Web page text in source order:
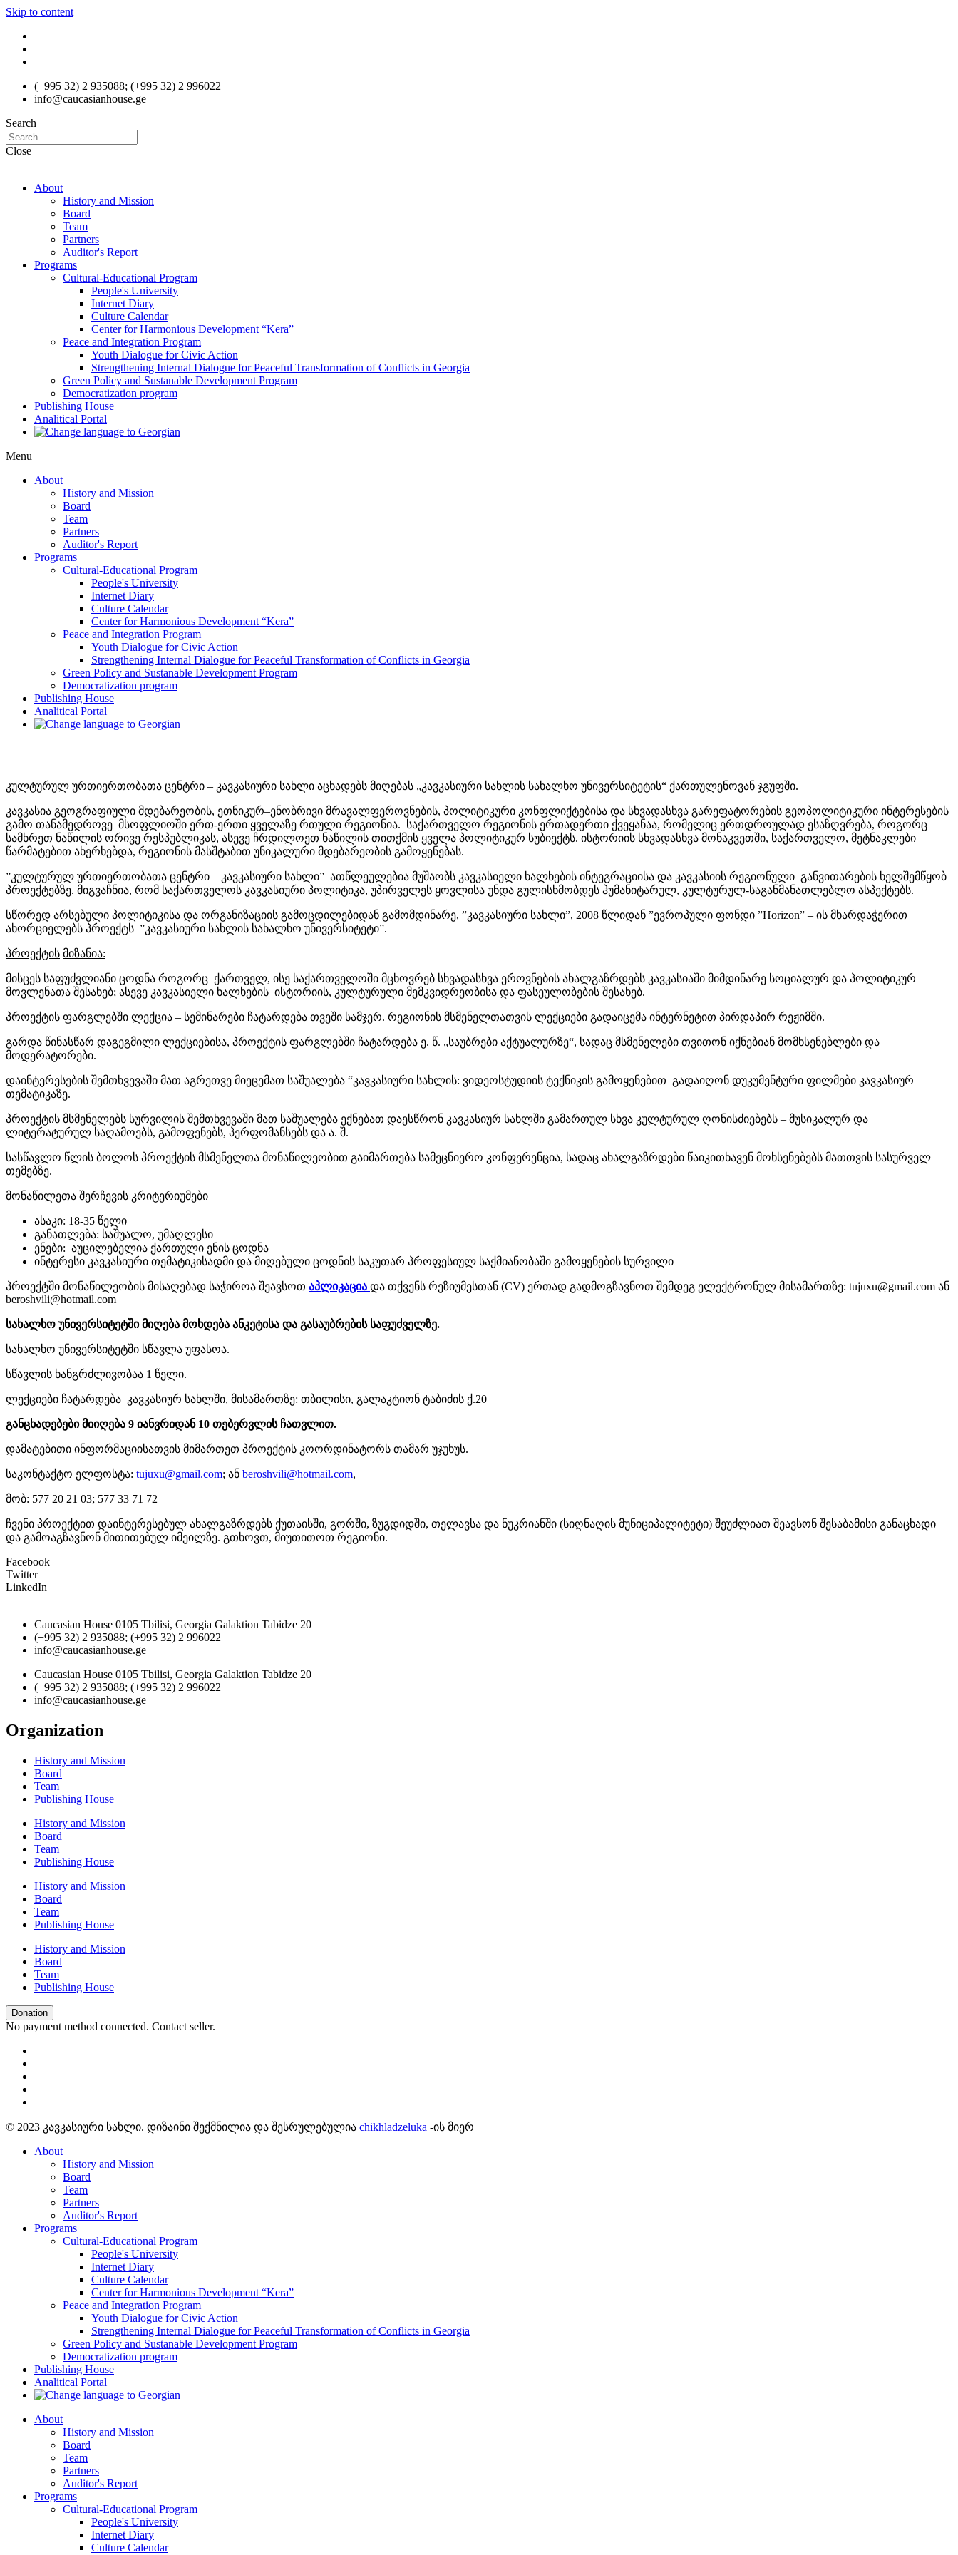
Skip to content
(+995 32) 2 935088; (+995 32) 2 996022
info@caucasianhouse.ge
Search
Close
About
History and Mission
Board
Team
Partners
Auditor's Report
Programs
Cultural-Educational Program
People's University
Internet Diary
Culture Calendar
Center for Harmonious Development “Kera”
Peace and Integration Program
Youth Dialogue for Civic Action
Strengthening Internal Dialogue for Peaceful Transformation of Conflicts in Georgia
Green Policy and Sustanable Development Program
Democratization program
Publishing House
Analitical Portal
Menu
About
History and Mission
Board
Team
Partners
Auditor's Report
Programs
Cultural-Educational Program
People's University
Internet Diary
Culture Calendar
Center for Harmonious Development “Kera”
Peace and Integration Program
Youth Dialogue for Civic Action
Strengthening Internal Dialogue for Peaceful Transformation of Conflicts in Georgia
Green Policy and Sustanable Development Program
Democratization program
Publishing House
Analitical Portal
კულტურულ ურთიერთობათა ცენტრი – კავკასიური სახლი აცხადებს მიღებას „კავკასიური სახლის სახალხო უნივერსიტეტის“ ქართულენოვან ჯგუფში.
კავკასია გეოგრაფიული მდებარეობის, ეთნიკურ–ენობრივი მრავალფეროვნების, პოლიტიკური კონფლიქტებისა და სხვადასხვა გარეფატორების გეოპოლიტიკური ინტერესების
გამო თანამედროვე მსოფლიოში ერთ-ერთი ყველაზე რთული რეგიონია. საქართველო რეგიონის ერთადერთი ქვეყანაა, რომელიც ერთდროულად ესაზღვრება, როგორც
სამხრეთ ნაწილის ორივე რესპუბლიკას, ასევე ჩრდილოეთ ნაწილის თითქმის ყველა პოლიტიკურ სუბიექტს. ისტორიის სხვადასხვა მონაკვეთში, საქართველო, მეტნაკლები
წარმატებით ახერხებდა, რეგიონის მასშტაბით უნიკალური მდებარეობის გამოყენებას.
”კულტურულ ურთიერთობათა ცენტრი – კავკასიური სახლი” ათწლეულებია მუშაობს კავკასიელი ხალხების ინტეგრაციისა და კავკასიის რეგიონული განვითარების ხელშემწყობ
პროექტებზე. მიგვაჩნია, რომ საქართველოს კავკასიური პოლიტიკა, უპირველეს ყოვლისა უნდა გულისხმობდეს ჰუმანიტარულ, კულტურულ-საგანმანათლებლო ასპექტებს.
სწორედ არსებული პოლიტიკისა და ორგანიზაციის გამოცდილებიდან გამომდინარე, ”კავკასიური სახლი”, 2008 წლიდან ”ევროპული ფონდი ”Horizon” – ის მხარდაჭერით
ახორციელებს პროექტს ”კავკასიური სახლის სახალხო უნივერსიტეტი”.
პროექტის მიზანია:
მისცეს საფუძვლიანი ცოდნა როგორც ქართველ, ისე საქართველოში მცხოვრებ სხვადასხვა ეროვნების ახალგაზრდებს კავკასიაში მიმდინარე სოციალურ და პოლიტიკურ
მოვლენათა შესახებ; ასევე კავკასიელი ხალხების ისტორიის, კულტურული მემკვიდრეობისა და ფასეულობების შესახებ.
პროექტის ფარგლებში ლექცია – სემინარები ჩატარდება თვეში სამჯერ. რეგიონის მსმენელთათვის ლექციები გადაიცემა ინტერნეტით პირდაპირ რეჟიმში.
გარდა წინასწარ დაგეგმილი ლექციებისა, პროექტის ფარგლებში ჩატარდება ე. წ. „საუბრები აქტუალურზე“, სადაც მსმენელები თვითონ იქნებიან მომხსენებლები და
მოდერატორები.
დაინტერესების შემთხვევაში მათ აგრეთვე მიეცემათ საშუალება “კავკასიური სახლის: ვიდეოსტუდიის ტექნიკის გამოყენებით გადაიღონ დუკუმენტური ფილმები კავკასიურ
თემატიკაზე.
პროექტის მსმენელებს სურვილის შემთხვევაში მათ საშუალება ექნებათ დაესწრონ კავკასიურ სახლში გამართულ სხვა კულტურულ ღონისძიებებს – მუსიკალურ და
ლიტერატურულ საღამოებს, გამოფენებს, პერფომანსებს და ა. შ.
სასწავლო წლის ბოლოს პროექტის მსმენელთა მონაწილეობით გაიმართება სამეცნიერო კონფერენცია, სადაც ახალგაზრდები წაიკითხავენ მოხსენებებს მათთვის სასურველ
თემებზე.
მონაწილეთა შერჩევის კრიტერიუმები
ასაკი: 18-35 წელი
განათლება: საშუალო, უმაღლესი
ენები: აუცილებელია ქართული ენის ცოდნა
ინტერესი კავკასიური თემატიკისადმი და მიღებული ცოდნის საკუთარ პროფესიულ საქმიანობაში გამოყენების სურვილი
პროექტში მონაწილეობის მისაღებად საჭიროა შეავსოთ აპლიკაცია და თქვენს რეზიუმესთან (CV) ერთად გადმოგზავნოთ შემდეგ ელექტრონულ მისამართზე: tujuxu@gmail.com ან
beroshvili@hotmail.com
სახალხო უნივერსიტეტში მიღება მოხდება ანკეტისა და გასაუბრების საფუძველზე.
სახალხო უნივერსიტეტში სწავლა უფასოა.
სწავლის ხანგრძლივობაა 1 წელი.
ლექციები ჩატარდება კავკასიურ სახლში, მისამართზე: თბილისი, გალაკტიონ ტაბიძის ქ.20
განცხადებები მიიღება 9 იანვრიდან10 თებერვლის ჩათვლით.
დამატებითი ინფორმაციისათვის მიმართეთ პროექტის კოორდინატორს თამარ უჯუხუს.
საკონტაქტო ელფოსტა: tujuxu@gmail.com; ან beroshvili@hotmail.com,
მობ: 577 20 21 03; 577 33 71 72
ჩვენი პროექტით დაინტერესებულ ახალგაზრდებს ქუთაისში, გორში, ზუგდიდში, თელავსა და ნუკრიანში (სიღნაღის მუნიციპალიტეტი) შეუძლიათ შეავსონ შესაბამისი განაცხადი
და გამოაგზავნონ მითითებულ იმეილზე. გთხოვთ, მიუთითოთ რეგიონი.
Facebook
Twitter
LinkedIn
Caucasian House 0105 Tbilisi, Georgia Galaktion Tabidze 20
(+995 32) 2 935088; (+995 32) 2 996022
info@caucasianhouse.ge
Caucasian House 0105 Tbilisi, Georgia Galaktion Tabidze 20
(+995 32) 2 935088; (+995 32) 2 996022
info@caucasianhouse.ge
Organization
History and Mission
Board
Team
Publishing House
History and Mission
Board
Team
Publishing House
History and Mission
Board
Team
Publishing House
History and Mission
Board
Team
Publishing House
Donation
No payment method connected. Contact seller.
© 2023 კავკასიური სახლი. დიზაინი შექმნილია და შესრულებულია chikhladzeluka -ის მიერ
About
History and Mission
Board
Team
Partners
Auditor's Report
Programs
Cultural-Educational Program
People's University
Internet Diary
Culture Calendar
Center for Harmonious Development “Kera”
Peace and Integration Program
Youth Dialogue for Civic Action
Strengthening Internal Dialogue for Peaceful Transformation of Conflicts in Georgia
Green Policy and Sustanable Development Program
Democratization program
Publishing House
Analitical Portal
About
History and Mission
Board
Team
Partners
Auditor's Report
Programs
Cultural-Educational Program
People's University
Internet Diary
Culture Calendar